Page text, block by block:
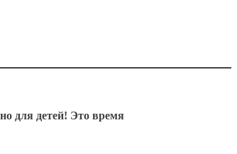
для детей! Это время